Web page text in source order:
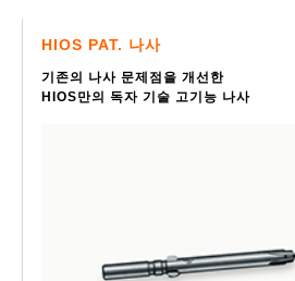
HIOS PAT. 나사
기존의 나사 문제점을 개선한
HIOS만의 독자 기술 고기능 나사